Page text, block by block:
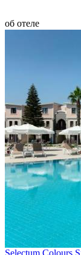
об отеле
Selectum Colours